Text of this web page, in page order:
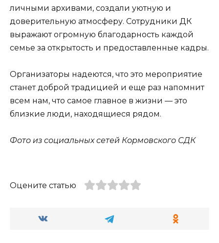
личными архивами, создали уютную и
доверительную атмосферу. Сотрудники ДК
выражают огромную благодарность каждой
семье за открытость и предоставленные кадры.
Организаторы надеются, что это мероприятие
станет доброй традицией и еще раз напомнит
всем нам, что самое главное в жизни — это
близкие люди, находящиеся рядом.
Фото из социальных сетей Кормовского СДК
Оцените статью